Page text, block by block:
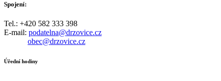
Spojení:
Tel.: +420 582 333 398
E-mail: podatelna@drzovice.cz
obec@drzovice.cz
Úřední hodiny